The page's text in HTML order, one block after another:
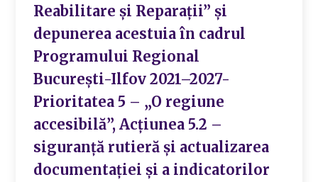
Reabilitare și Reparații” și
depunerea acestuia în cadrul
Programului Regional
București-Ilfov 2021–2027-
Prioritatea 5 – „O regiune
accesibilă”, Acțiunea 5.2 –
siguranță rutieră și actualizarea
documentației și a indicatorilor